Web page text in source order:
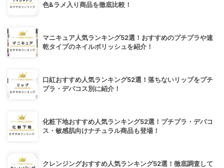
色&ラメ入り商品を徹底比較！
マニキュア人気ランキング52選！おすすめのプチプラや速
乾タイプのネイルポリッシュを紹介！
口紅おすすめ人気ランキング52選！落ちないリップをプチ
プラ・デパコス別に紹介！
化粧下地おすすめ人気ランキング52選！プチプラ・デパコ
ス・敏感肌向けナチュラル商品も登場！
クレンジングおすすめ人気ランキング52選！徹底調査して